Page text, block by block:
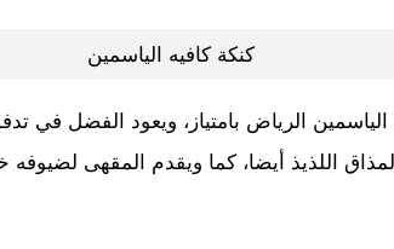
كنكة كافيه الياسمين
الرياض بامتياز، ويعود الفضل في
اللذيذ أيضا، كما ويقدم المقهى